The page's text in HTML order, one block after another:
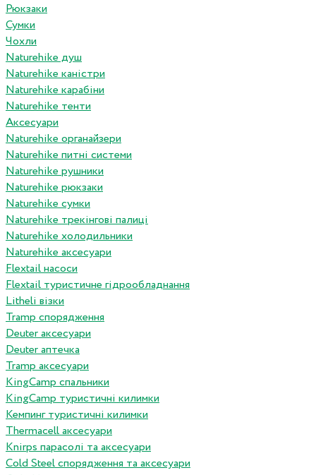
Рюкзаки
Сумки
Чохли
Naturehike душ
Naturehike каністри
Naturehike карабіни
Naturehike тенти
Аксесуари
Naturehike органайзери
Naturehike питні системи
Naturehike рушники
Naturehike рюкзаки
Naturehike сумки
Naturehike трекінгові палиці
Naturehike холодильники
Naturehike аксесуари
Flextail насоси
Flextail туристичне гідрообладнання
Litheli візки
Tramp спорядження
Deuter аксесуари
Deuter аптечка
Tramp аксесуари
KingCamp спальники
KingCamp туристичні килимки
Кемпинг туристичні килимки
Thermacell аксесуари
Knirps парасолі та аксесуари
Cold Steel спорядження та аксесуари